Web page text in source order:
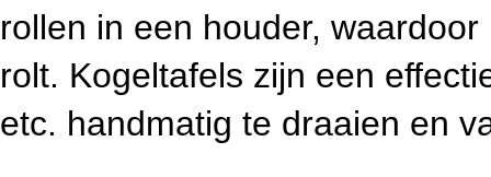
rollen in een houder,
rolt. Kogeltafels zijn een
etc. handmatig te draaien en